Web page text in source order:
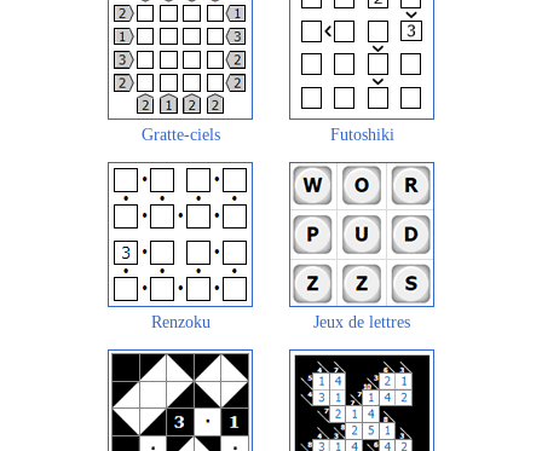
Gratte-ciels Futoshiki
Renzoku Jeux de lettres